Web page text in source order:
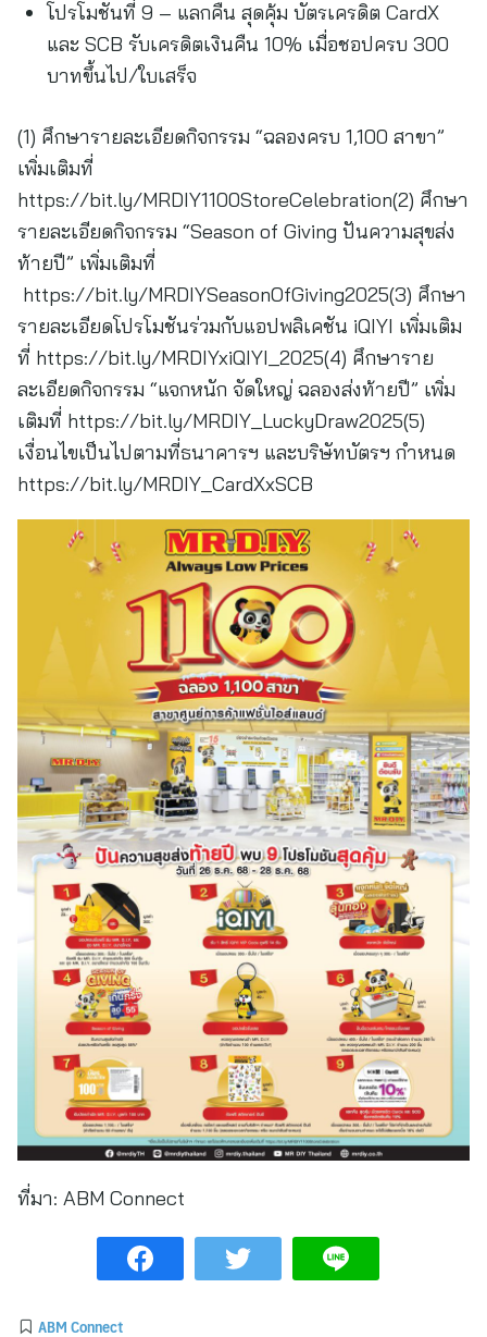
โปรโมชันที่ 9 – แลกคืน สุดคุ้ม บัตรเครดิต CardX
และ SCB รับเครดิตเงินคืน 10% เมื่อชอปครบ 300
บาทขึ้นไป/ใบเสร็จ
(1) ศึกษารายละเอียดกิจกรรม “ฉลองครบ 1,100 สาขา”
เพิ่มเติมที่
https://bit.ly/MRDIY1100StoreCelebration(2) ศึกษา
รายละเอียดกิจกรรม “Season of Giving ปันความสุขส่ง
ท้ายปี” เพิ่มเติมที่
https://bit.ly/MRDIYSeasonOfGiving2025(3) ศึกษา
รายละเอียดโปรโมชันร่วมกับแอปพลิเคชัน iQIYI เพิ่มเติม
ที่ https://bit.ly/MRDIYxiQIYI_2025(4) ศึกษาราย
ละเอียดกิจกรรม “แจกหนัก จัดใหญ่ ฉลองส่งท้ายปี” เพิ่ม
เติมที่ https://bit.ly/MRDIY_LuckyDraw2025(5)
เงื่อนไขเป็นไปตามที่ธนาคารฯ และบริษัทบัตรฯ กำหนด
https://bit.ly/MRDIY_CardXxSCB
ที่มา: ABM Connect
ABM Connect